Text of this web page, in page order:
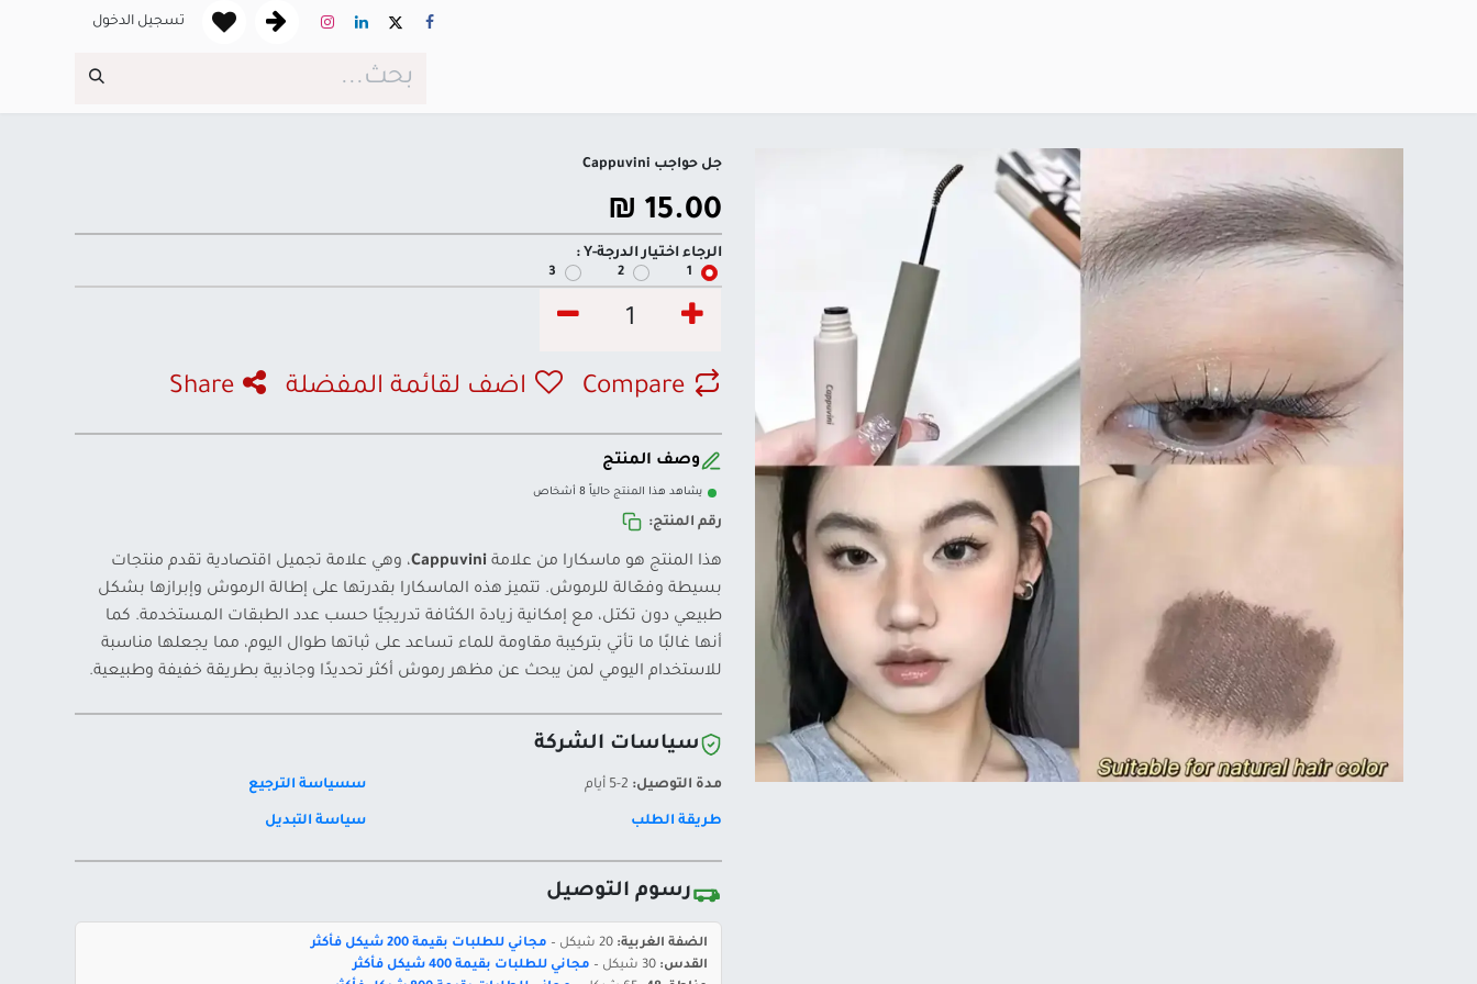
تسجيل الدخول
جل حواجب Cappuvini
15.00
₪
الرجاء اختيار الدرجة-Y :
1
2
3
Compare اضف لقائمة المفضلة Share
وصف المنتج
يشاهد هذا المنتج حالياً 8 أشخاص
رقم المنتج:
هذا المنتج هو ماسكارا من علامة Cappuvini، وهي علامة تجميل اقتصادية تقدم منتجات
بسيطة وفعّالة للرموش. تتميز هذه الماسكارا بقدرتها على إطالة الرموش وإبرازها بشكل
طبيعي دون تكتل، مع إمكانية زيادة الكثافة تدريجيًا حسب عدد الطبقات المستخدمة. كما
أنها غالبًا ما تأتي بتركيبة مقاومة للماء تساعد على ثباتها طوال اليوم، مما يجعلها مناسبة
للاستخدام اليومي لمن يبحث عن مظهر رموش أكثر تحديدًا وجاذبية بطريقة خفيفة وطبيعية.
سياسات الشركة
مدة التوصيل: سسياسة الترجيع
طريقة الطلب سياسة التبديل
رسوم التوصيل
الضفة الغربية:
مجاني للطلبات بقيمة 200 شيكل فأكثر
القدس:
مجاني للطلبات بقيمة 400 شيكل فأكثر